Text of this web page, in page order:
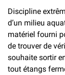
Discipline
d’un milieu
matériel fourni
de trouver de
souhaite sortir
tout étangs